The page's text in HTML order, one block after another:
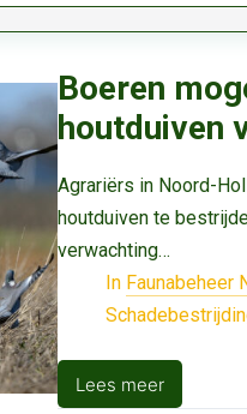
vastgesteld
bij
zwijnen
nabij
Boeren
houtduiven
Agrariërs in Noord-
houtduiven te
verwachting…
In Faunabeheer
Lees meer
Boeren